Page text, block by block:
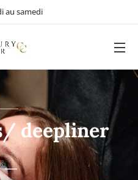
au samedi
deepliner